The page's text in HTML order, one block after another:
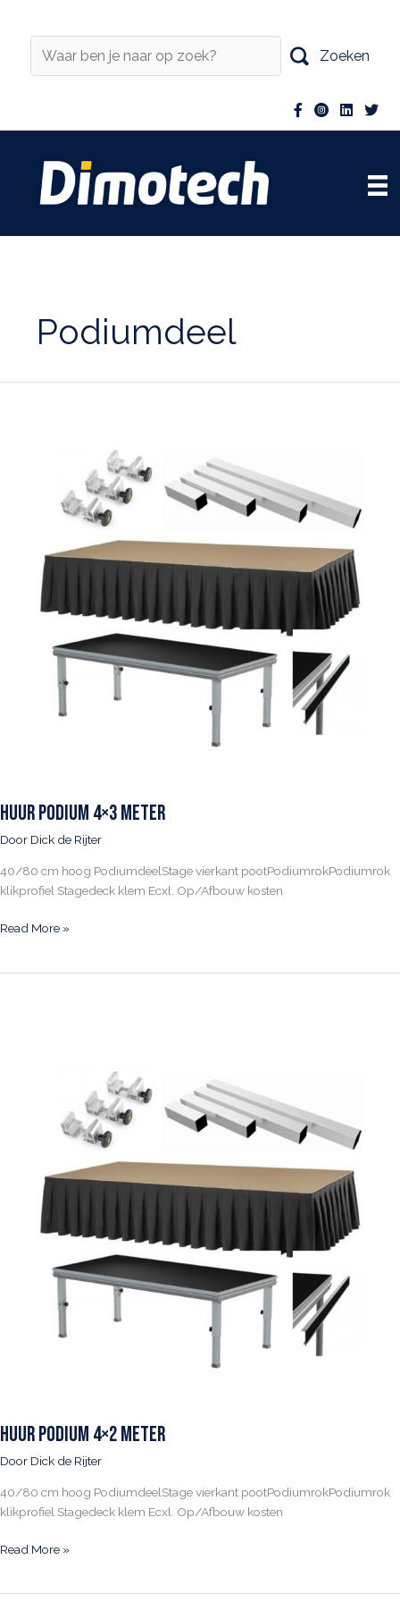
Zoeken
Podiumdeel
Huur Podium 4×3 meter
Door Dick de Rijter
40/80 cm hoog PodiumdeelStage vierkant pootPodiumrokPodiumrok
klikprofiel Stagedeck klem Ecxl. Op/Afbouw kosten
Huur
Read More »
Huur Podium 4×2 meter
Door Dick de Rijter
40/80 cm hoog PodiumdeelStage vierkant pootPodiumrokPodiumrok
klikprofiel Stagedeck klem Ecxl. Op/Afbouw kosten
Huur
Read More »